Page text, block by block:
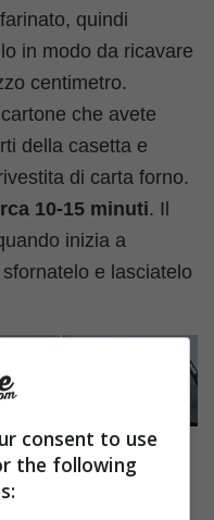
quindi
in modo da ricavare
centimetro.
che avete
della casetta e
di carta forno.
10-15 minuti. Il
inizia a
e lasciatelo
consent to use
the following